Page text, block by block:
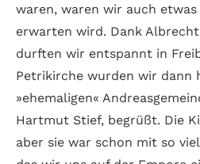
waren, waren wir auch
erwarten wird. Dank
durften wir ent­spannt in
Petri­kirche wurden wir dann
»ehe­maligen«
Hartmut Stief, begrüßt. Die
aber sie war schon mit so